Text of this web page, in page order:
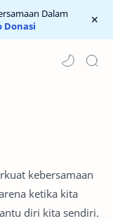
Dalam
Donasi
kebersamaan
ketika kita
diri kita sendiri.